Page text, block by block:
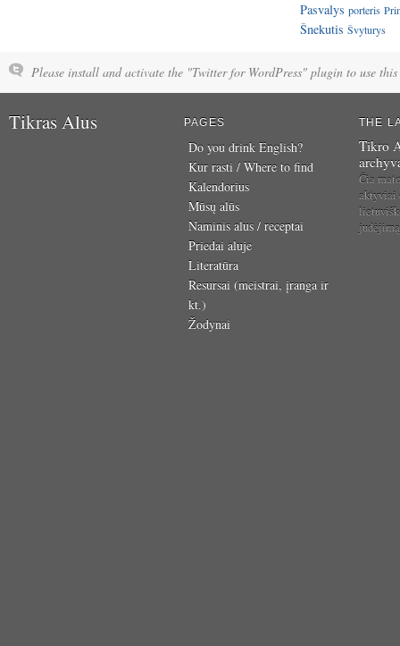
Pasvalys porteris
Šnekutis Švyturys
Please install and activate the "Twitter for WordPress" plugin to use this
Tikras Alus PAGES
Do you drink English?
Kur rasti / Where to find
Kalendorius
Mūsų alūs
Naminis alus / receptai
Priedai aluje
Literatūra
Resursai (meistrai, įranga ir
kt.)
Žodynai
THE
Tikro
Čia
aktyviai